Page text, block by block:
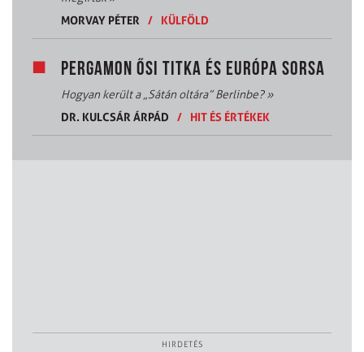
MORVAY PÉTER
/ KÜLFÖLD
PERGAMON ŐSI TITKA ÉS EURÓPA SORSA
Hogyan került a „Sátán oltára” Berlinbe?»
DR. KULCSÁR ÁRPÁD
/ HIT ÉS ÉRTÉKEK
HIRDETÉS